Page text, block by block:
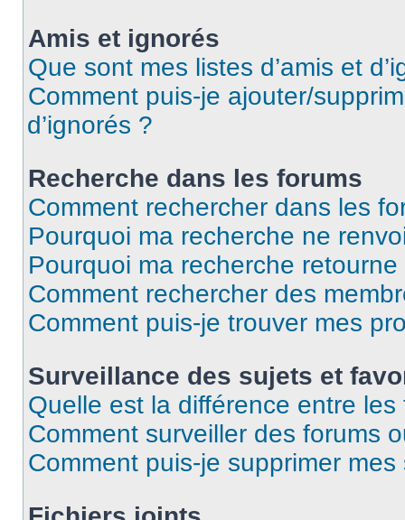
Amis et ignorés
Que sont mes listes d’amis et
Comment puis-je ajouter/
d’ignorés ?
Recherche dans les forums
Comment rechercher dans les
Pourquoi ma recherche ne
Pourquoi ma recherche
Comment rechercher des
Comment puis-je trouver mes
Surveillance des sujets et
Quelle est la différence entre
Comment surveiller des forums
Comment puis-je supprimer